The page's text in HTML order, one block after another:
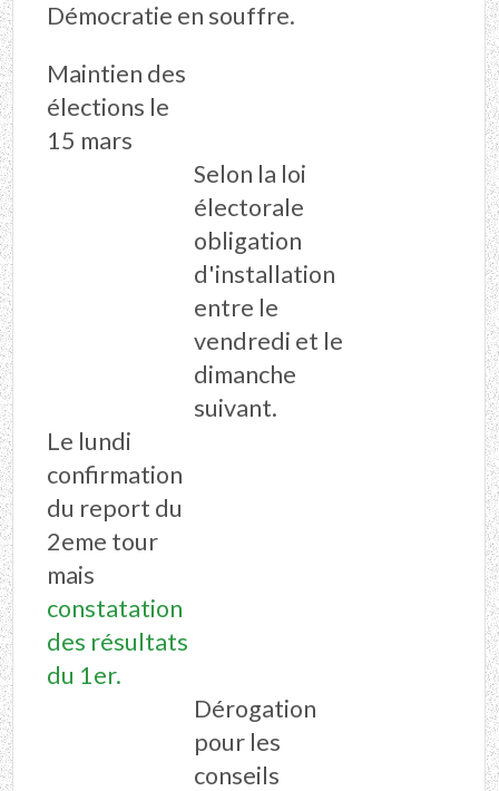
Démocratie en souffre.
Maintien des
élections le
15 mars
Selon la loi
électorale
obligation
d'installation
entre le
vendredi et le
dimanche
suivant.
Le lundi
confirmation
du report du
2eme tour
mais
constatation
des résultats
du 1er.
Dérogation
pour les
conseils